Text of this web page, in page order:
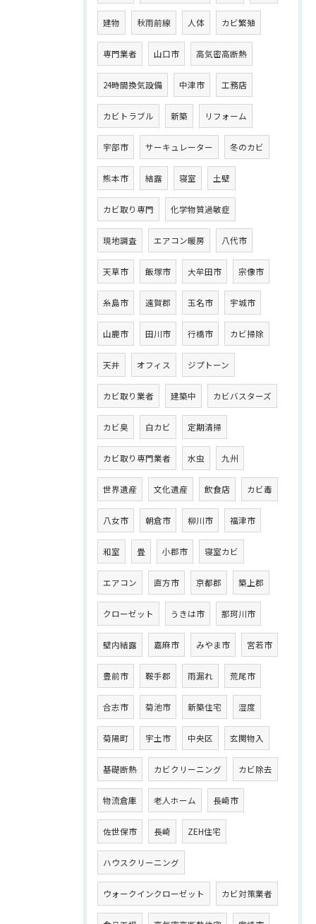
建物 秋雨前線 人体 カビ繁殖
専門業者 山口市 高気密高断熱
24時間換気設備 中津市 工務店
カビトラブル 新築 リフォーム
宇部市 サーキュレーター 冬のカビ
熊本市 結露 寝室 土壁
カビ取り専門 化学物質過敏症
現地調査 エアコン暖房 八代市
天草市 飯塚市 大牟田市 宗像市
糸島市 遠賀郡 玉名市 宇城市
山鹿市 田川市 行橋市 カビ掃除
天井 オフィス ジプトーン
カビ取り業者 建築中 カビバスターズ
カビ臭 白カビ 定期清掃
カビ取り専門業者 水虫 九州
世界遺産 文化遺産 飲食店 カビ毒
八女市 朝倉市 柳川市 福津市
和室 畳 小郡市 寝室カビ
エアコン 直方市 京都郡 築上郡
クローゼット うきは市 那珂川市
壁内結露 嘉麻市 みやま市 宮若市
豊前市 鞍手郡 雨漏れ 荒尾市
合志市 菊池市 新築住宅 湿度
菊陽町 宇土市 中央区 玄関物入
基礎断熱 カビクリーニング カビ除去
物流倉庫 老人ホーム 長崎市
佐世保市 長崎 ZEH住宅
ハウスクリーニング
ウォークインクローゼット カビ対策業者